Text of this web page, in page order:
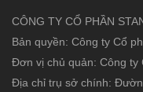
CÔNG TY CỔ PHẦN
Bản quyền: Công ty Cổ
Đơn vị chủ quản: Công ty
Địa chỉ trụ sở chính: